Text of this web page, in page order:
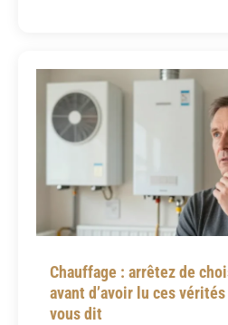
Chauffage : arrêtez de
avant d’avoir lu ces
vous dit